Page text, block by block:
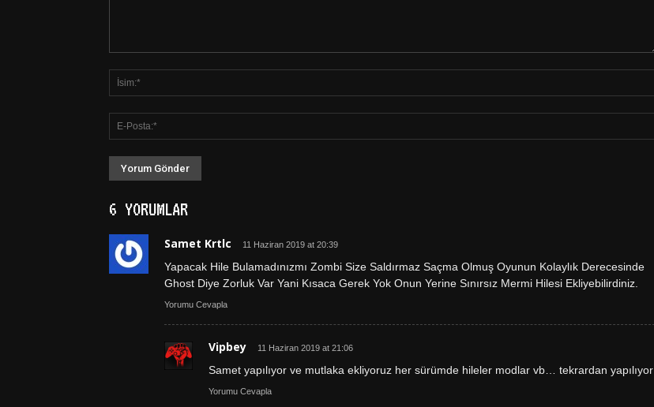
6 YORUMLAR
Samet Krtlc 11 Haziran 2019 at 20:39
Yapacak Hile Bulamadınızmı Zombi Size Saldırmaz Saçma Olmuş Oyunun Kolaylık Derecesinde
Ghost Diye Zorluk Var Yani Kısaca Gerek Yok Onun Yerine Sınırsız Mermi Hilesi Ekliyebilirdiniz.
Yorumu Cevapla
Vipbey 11 Haziran 2019 at 21:06
Samet yapılıyor ve mutlaka ekliyoruz her sürümde hileler modlar vb… tekrardan yapılıyor
Yorumu Cevapla